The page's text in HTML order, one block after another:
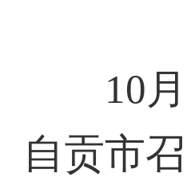
10月
自贡市